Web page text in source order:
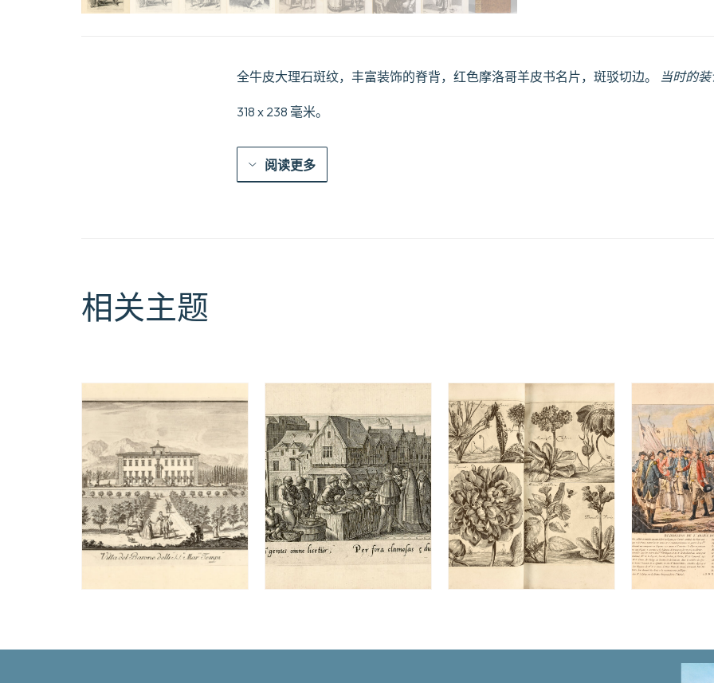
全牛皮大理石斑纹，丰富装饰的脊背，红色摩洛哥羊皮书名片，斑驳切边。 当时的
318 x 238 毫米。
阅读更多
相关主题